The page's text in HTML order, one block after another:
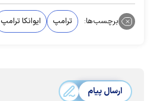
برچسب‌ها: ترامپ ایوانکا ترامپ
ارسال پیام